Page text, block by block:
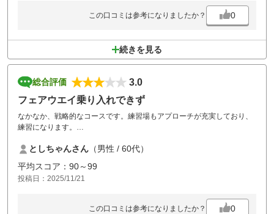
この口コミは参考になりましたか？ 0
続きを見る
総合評価
3.0
フェアウエイ乗り入れできず
なかなか、戦略的なコースです。練習場もアプローチが充実しており、
練習になります。
グリーンもそれほど悪くなくまた、おじゃましたい。
ただ、3回ほど前にフェアウエイ乗り入れのプランでその日の状態で乗
り入れできず、次回の乗り入れ無料券をもらったが、その後2回とも乗
り入れ不可（1日は状態は良さそうだった）だったので、不渡りになり
としちゃんさん （男性 / 60代）
平均スコア：90～99
投稿日：2025/11/21
この口コミは参考になりましたか？ 0